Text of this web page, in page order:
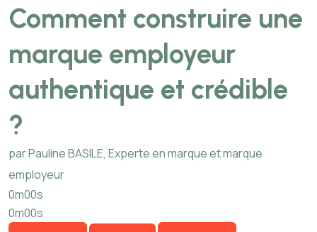
Comment construire une
marque employeur
authentique et crédible
?
par Pauline BASILE, Experte en marque et marque
employeur
0m00s
0m00s